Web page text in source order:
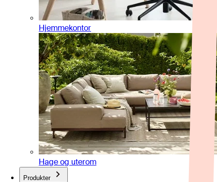
Hjemmekontor
Hage og uterom
Produkter